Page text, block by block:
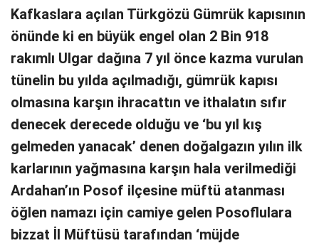
Kafkaslara açılan Türkgözü Gümrük kapısının
önünde ki en büyük engel olan 2 Bin 918
rakımlı Ulgar dağına 7 yıl önce kazma vurulan
tünelin bu yılda açılmadığı, gümrük kapısı
olmasına karşın ihracattın ve ithalatın sıfır
denecek derecede olduğu ve ‘bu yıl kış
gelmeden yanacak’ denen doğalgazın yılın ilk
karlarının yağmasına karşın hala verilmediği
Ardahan’ın Posof ilçesine müftü atanması
öğlen namazı için camiye gelen Posoflulara
bizzat İl Müftüsü tarafından ‘müjde